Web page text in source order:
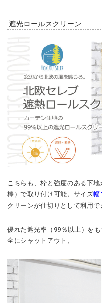
遮光ロールスクリーン
こちらも、枠と強度のある下
棒）で取り付け可能。サイズ幅
クリーンが仕切りとして利用で
優れた遮光率（99％以上）を
全にシャットアウト。